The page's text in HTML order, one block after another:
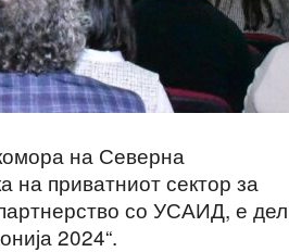
на Северна
на приватниот сектор за
партнерство со УСАИД, е дел
2024“.